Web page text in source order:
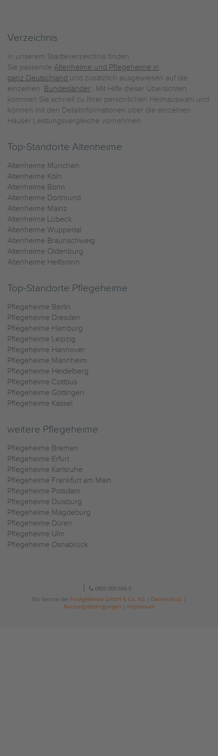
Verzeichnis
In unserem Städteverzeichnis finden
Sie passende Altenheime und Pflegeheime in
ganz Deutschland und zusätzlich ausgewiesen auf die
einzelnen Bundesländer. Mit Hilfe dieser Übersichten
kommen Sie schnell zu Ihrer persönlichen Heimauswahl und
können mit den Detailinformationen über die einzelnen
Häuser Leistungsvergleiche vornehmen.
Top-Standorte Altenheime
Altenheime München
Altenheime Köln
Altenheime Bonn
Altenheime Dortmund
Altenheime Mainz
Altenheime Lübeck
Altenheime Wuppertal
Altenheime Braunschweig
Altenheime Oldenburg
Altenheime Heilbronn
Top-Standorte Pflegeheime
Pflegeheime Berlin
Pflegeheime Dresden
Pflegeheime Hamburg
Pflegeheime Leipzig
Pflegeheime Hannover
Pflegeheime Mannheim
Pflegeheime Heidelberg
Pflegeheime Cottbus
Pflegeheime Göttingen
Pflegeheime Kassel
weitere Pflegeheime
Pflegeheime Bremen
Pflegeheime Erfurt
Pflegeheime Karlsruhe
Pflegeheime Frankfurt am Main
Pflegeheime Potsdam
Pflegeheime Duisburg
Pflegeheime Magdeburg
Pflegeheime Düren
Pflegeheime Ulm
Pflegeheime Osnabrück
0800 800 666 0
Ein Service der ProAgeMedia GmbH & Co. KG Datenschutz|
Nutzungsbedingungen
Impressum